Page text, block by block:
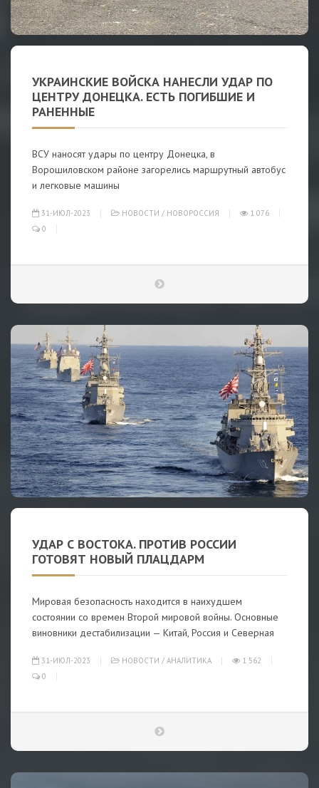
УКРАИНСКИЕ ВОЙСКА НАНЕСЛИ УДАР ПО
ЦЕНТРУ ДОНЕЦКА. ЕСТЬ ПОГИБШИЕ И
РАНЕННЫЕ
ВСУ наносят удары по центру Донецка, в
Ворошиловском районе загорелись маршрутный автобус
и легковые машины
31-ИЮЛ-2023 НОВОСТИ / НОВОРОССИЯ
1 076
0
УДАР С ВОСТОКА. ПРОТИВ РОССИИ
ГОТОВЯТ НОВЫЙ ПЛАЦДАРМ
Мировая безопасность находится в наихудшем
состоянии со времен Второй мировой войны. Основные
виновники дестабилизации — Китай, Россия и Северная
31-ИЮЛ-2023 НОВОСТИ / АНАЛИТИКА
1 562
0